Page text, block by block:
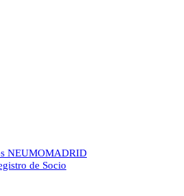
NEUMOMADRID
de Socio